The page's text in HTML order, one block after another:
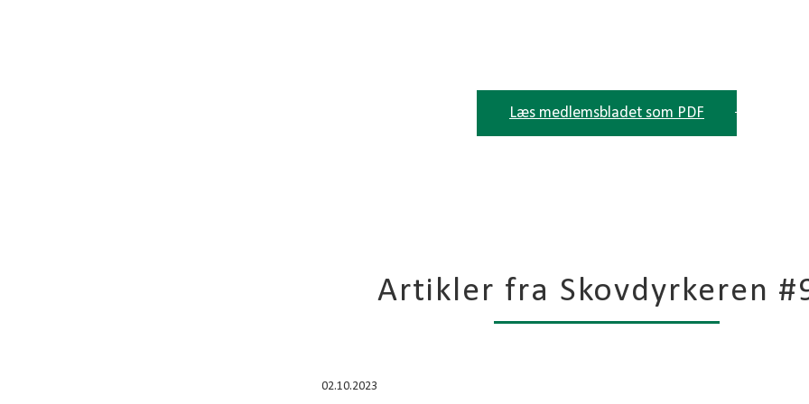
Læs medlemsbladet som PDF
Artikler fra Skovdyrkeren
02.10.2023